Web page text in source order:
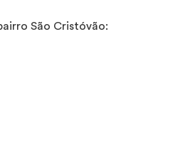
São Cristóvão: